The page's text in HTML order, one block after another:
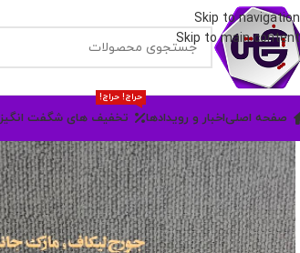
Skip to navigation
Skip to main content
صفحه اصلیاخبار و رویدادها تخفیف های شگفت انگیز
حراج! حراج!